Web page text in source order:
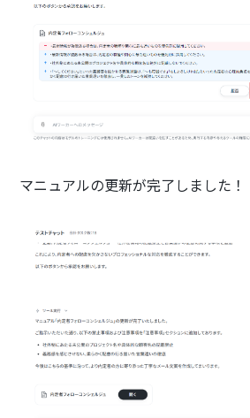
マニュアルの更新が完了しました！